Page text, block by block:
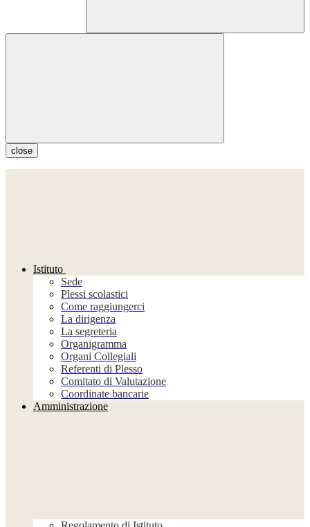
close
Istituto
Sede
Plessi scolastici
Come raggiungerci
La dirigenza
La segreteria
Organigramma
Organi Collegiali
Referenti di Plesso
Comitato di Valutazione
Coordinate bancarie
Amministrazione